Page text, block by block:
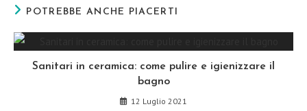
POTREBBE ANCHE PIACERTI
Sanitari in ceramica: come pulire e igienizzare il
bagno
12 Luglio 2021